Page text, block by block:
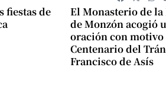
fiestas de
El Monasterio de
de Monzón acogió
oración con
Centenario del
Francisco de Asís